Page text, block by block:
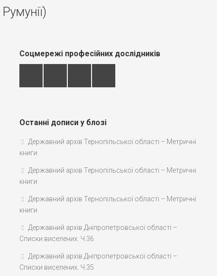
Румунії)
Соцмережі професійних дослідників
Останні дописи у блозі
Державний архів Тернопільської області – Метричні
книги
Державний архів Тернопільської області – Метричні
книги
Державний архів Тернопільської області – Метричні
книги
Державний архів Дніпропетровської області –
Списки виселених. Ч.36
Державний архів Дніпропетровської області –
Списки виселених. Ч.35